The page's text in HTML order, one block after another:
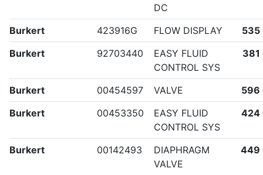
DC
Burkert 423916G FLOW DISPLAY
535
Burkert
92703440
EASY FLUID
CONTROL SYS
381
Burkert 00454597 VALVE
596
Burkert
00453350
EASY FLUID
CONTROL SYS
424
Burkert 00142493
DIAPHRAGM
VALVE
449